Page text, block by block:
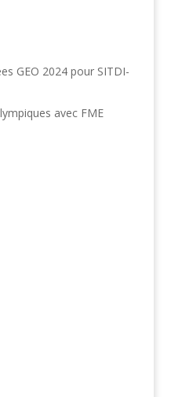
GEO 2024 pour SITDI-
avec FME